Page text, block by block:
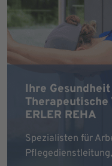
Ihre
ERLER REHA
Spezialisten für